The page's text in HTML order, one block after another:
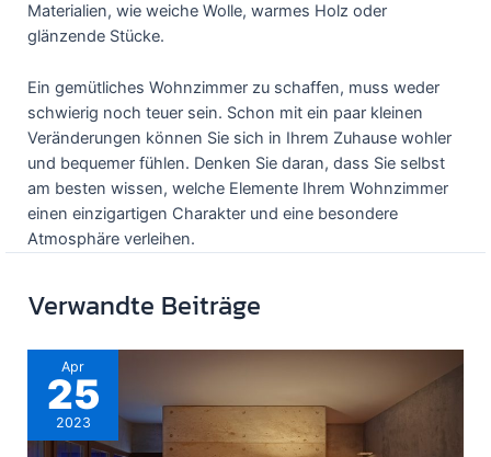
Materialien, wie weiche Wolle, warmes Holz oder
glänzende Stücke.
Ein gemütliches Wohnzimmer zu schaffen, muss weder
schwierig noch teuer sein. Schon mit ein paar kleinen
Veränderungen können Sie sich in Ihrem Zuhause wohler
und bequemer fühlen. Denken Sie daran, dass Sie selbst
am besten wissen, welche Elemente Ihrem Wohnzimmer
einen einzigartigen Charakter und eine besondere
Atmosphäre verleihen.
Verwandte Beiträge
Apr
25
2023